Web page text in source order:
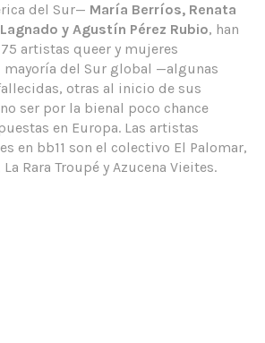
del Sur— María Berríos, Renata
y Agustín Pérez Rubio, han
artistas queer y mujeres
mayoría del Sur global —algunas
otras al inicio de sus
ser por la bienal poco chance
en Europa. Las artistas
en bb11 son el colectivo El Palomar,
Rara Troupé y Azucena Vieites.